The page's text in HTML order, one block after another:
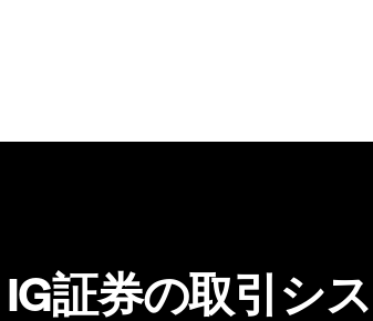
IG証券の取引シ